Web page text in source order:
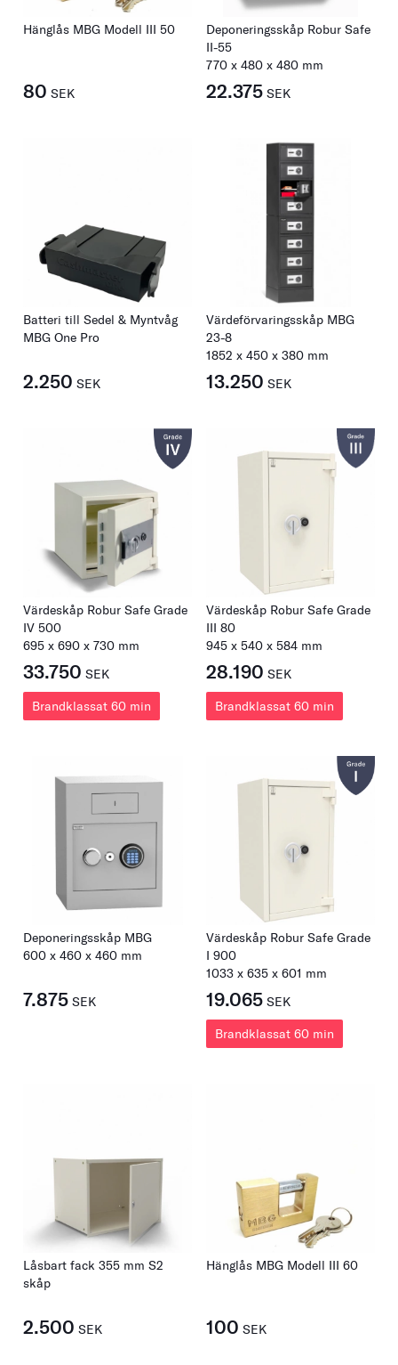
Hänglås MBG Modell III 50
80 SEK
Deponeringsskåp Robur Safe
II-55
770 x 480 x 480 mm
22.375 SEK
Batteri till Sedel & Myntvåg
MBG One Pro
2.250 SEK
Värdeförvaringsskåp MBG
23-8
1852 x 450 x 380 mm
13.250 SEK
Värdeskåp Robur Safe Grade
IV 500
695 x 690 x 730 mm
33.750 SEK
Brandklassat 60 min
Värdeskåp Robur Safe Grade
III 80
945 x 540 x 584 mm
28.190 SEK
Brandklassat 60 min
Deponeringsskåp MBG
600 x 460 x 460 mm
7.875 SEK
Värdeskåp Robur Safe Grade
I 900
1033 x 635 x 601 mm
19.065 SEK
Brandklassat 60 min
Låsbart fack 355 mm S2
skåp
2.500 SEK
Hänglås MBG Modell III 60
100 SEK